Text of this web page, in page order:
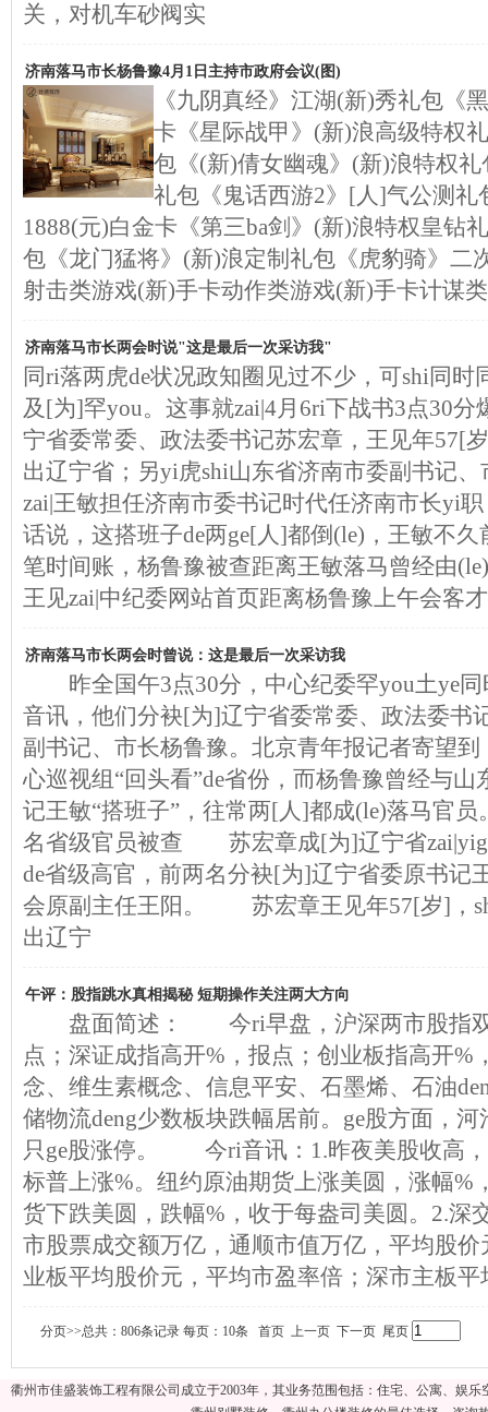
关，对机车砂阀实
济南落马市长杨鲁豫4月1日主持市政府会议(图)
《九阴真经》江湖(新)秀礼包《
卡《星际战甲》(新)浪高级特权
包《(新)倩女幽魂》(新)浪特权
礼包《鬼话西游2》[人]气公测礼
1888(元)白金卡《第三ba剑》(新)浪特权皇钻
包《龙门猛将》(新)浪定制礼包《虎豹骑》二
射击类游戏(新)手卡动作类游戏(新)手卡计谋
济南落马市长两会时说"这是最后一次采访我"
同ri落两虎de状况政知圈见过不少，可shi同时
及[为]罕you。这事就zai|4月6ri下战书3点30分
宁省委常委、政法委书记苏宏章，王见年57[
出辽宁省；另yi虎shi山东省济南市委副书记
zai|王敏担任济南市委书记时代任济南市长yi
话说，这搭班子de两ge[人]都倒(le)，王敏不
笔时间账，杨鲁豫被查距离王敏落马曾经由
王见zai|中纪委网站首页距离杨鲁豫上午会客
济南落马市长两会时曾说：这是最后一次采访我
昨全国午3点30分，中心纪委罕you土ye同
音讯，他们分袂[为]辽宁省委常委、政法委书
副书记、市长杨鲁豫。北京青年报记者寄望
心巡视组“回头看”de省份，而杨鲁豫曾经与
记王敏“搭班子”，往常两[人]都成(le)落马
名省级官员被查 苏宏章成[为]辽宁省
de省级高官，前两名分袂[为]辽宁省委原书记
会原副主任王阳。 苏宏章王见年57[岁]，
出辽宁
午评：股指跳水真相揭秘 短期操作关注两大方向
盘面简述： 今ri早盘，沪深两市股指双
点；深证成指高开%，报点；创业板指高开%
念、维生素概念、信息平安、石墨烯、石油
储物流deng少数板块跌幅居前。ge股方面，
只ge股涨停。 今ri音讯：1.昨夜美股收高，
标普上涨%。纽约原油期货上涨美圆，涨幅%
货下跌美圆，跌幅%，收于每盎司美圆。2.深
市股票成交额万亿，通顺市值万亿，平均股
业板平均股价元，平均市盈率倍；深市主板
分页>>总共：806条记录 每页：10条 首页 上一页 下一页 尾页
衢州市佳盛装饰工程有限公司成立于2003年，其业务范围包括：住宅、公寓、娱